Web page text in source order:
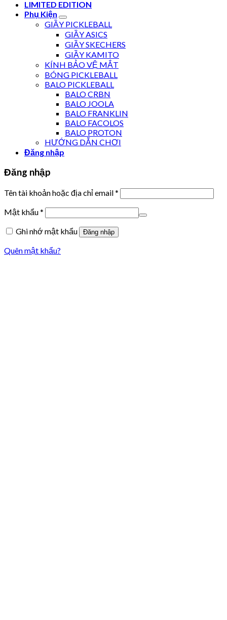
LIMITED EDITION
Phụ Kiện
GIẦY PICKLEBALL
GIẦY ASICS
GIẦY SKECHERS
GIẦY KAMITO
KÍNH BẢO VỆ MẮT
BÓNG PICKLEBALL
BALO PICKLEBALL
BALO CRBN
BALO JOOLA
BALO FRANKLIN
BALO FACOLOS
BALO PROTON
HƯỚNG DẪN CHƠI
Đăng nhập
Đăng nhập
Tên tài khoản hoặc địa chỉ email*
Mật khẩu*
Ghi nhớ mật khẩu
Đăng nhập
Quên mật khẩu?